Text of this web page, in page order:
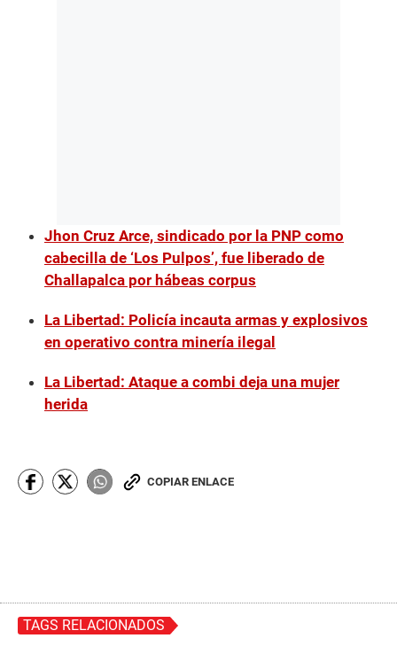
Jhon Cruz Arce, sindicado por la PNP como
cabecilla de ‘Los Pulpos’, fue liberado de
Challapalca por hábeas corpus
La Libertad: Policía incauta armas y explosivos
en operativo contra minería ilegal
La Libertad: Ataque a combi deja una mujer
herida
COPIAR ENLACE
TAGS RELACIONADOS